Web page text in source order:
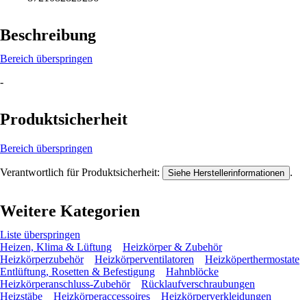
Beschreibung
Bereich überspringen
-
Produktsicherheit
Bereich überspringen
Verantwortlich für Produktsicherheit: Siehe Herstellerinformationen .
Weitere Kategorien
Liste überspringen
Heizen, Klima & Lüftung
Heizkörper & Zubehör
Heizkörperzubehör
Heizkörperventilatoren
Heizköperthermostate
Entlüftung, Rosetten & Befestigung
Hahnblöcke
Heizkörperanschluss-Zubehör
Rücklaufverschraubungen
Heizstäbe
Heizkörperaccessoires Heizkörperverkleidungen